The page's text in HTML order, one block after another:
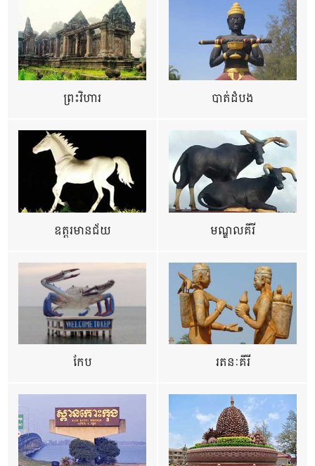
ព្រះវិហារ បាត់ដំបង
ឧត្ដរមានជ័យ មណ្ឌលគីរី
កែប រតនៈគីរី